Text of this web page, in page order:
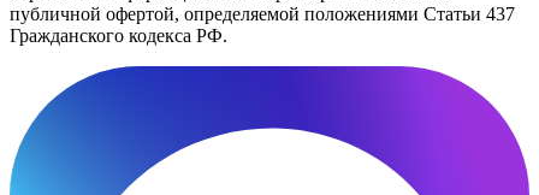
публичной офертой, определяемой положениями Статьи 437
Гражданского кодекса РФ.